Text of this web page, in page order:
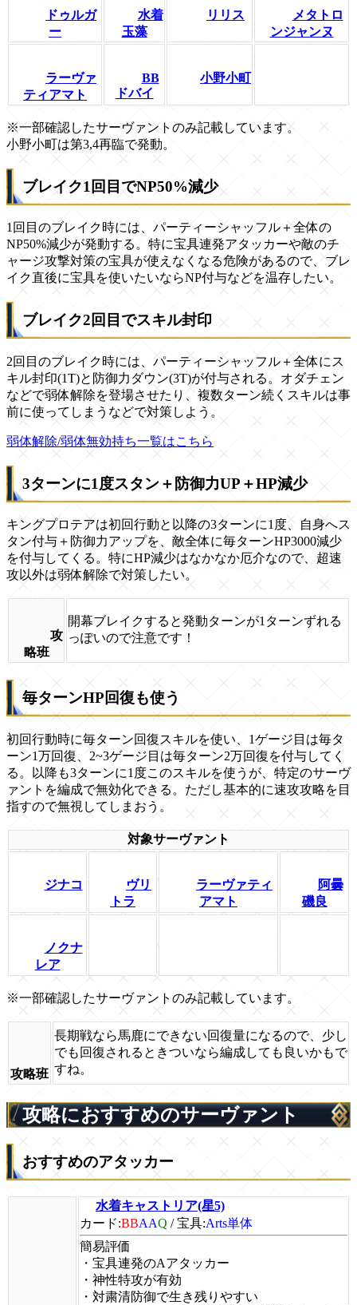
ドゥルガ
ー
水着
玉藻
リリス
メタトロ
ンジャンヌ
ラーヴァ
ティアマト
BB
ドバイ
小野小町
※一部確認したサーヴァントのみ記載しています。
小野小町は第3,4再臨で発動。
ブレイク1回目でNP50%減少
1回目のブレイク時には、パーティーシャッフル＋全体の
NP50%減少が発動する。特に宝具連発アタッカーや敵のチ
ャージ攻撃対策の宝具が使えなくなる危険があるので、ブレ
イク直後に宝具を使いたいならNP付与などを温存したい。
ブレイク2回目でスキル封印
2回目のブレイク時には、パーティーシャッフル＋全体にス
キル封印(1T)と防御力ダウン(3T)が付与される。オダチェン
などで弱体解除を登場させたり、複数ターン続くスキルは事
前に使ってしまうなどで対策しよう。
弱体解除/弱体無効持ち一覧はこちら
3ターンに1度スタン＋防御力UP＋HP減少
キングプロテアは初回行動と以降の3ターンに1度、自身へス
タン付与＋防御力アップを、敵全体に毎ターンHP3000減少
を付与してくる。特にHP減少はなかなか厄介なので、超速
攻以外は弱体解除で対策したい。
攻
略班
開幕ブレイクすると発動ターンが1ターンずれる
っぽいので注意です！
毎ターンHP回復も使う
初回行動時に毎ターン回復スキルを使い、1ゲージ目は毎タ
ーン1万回復、2~3ゲージ目は毎ターン2万回復を付与してく
る。以降も3ターンに1度このスキルを使うが、特定のサーヴ
ァントを編成で無効化できる。ただし基本的に速攻攻略を目
指すので無視してしまおう。
対象サーヴァント
ジナコ
ヴリ
トラ
ラーヴァティ
アマト
阿曇
磯良
ノクナ
レア
※一部確認したサーヴァントのみ記載しています。
攻略班
長期戦なら馬鹿にできない回復量になるので、少し
でも回復されるときついなら編成しても良いかもで
すね。
攻略におすすめのサーヴァント
おすすめのアタッカー
水着キャストリア(星5)
カード:BBAAQ /宝具:Arts単体
簡易評価
・宝具連発のAアタッカー
・神性特攻が有効
・対粛清防御で生き残りやすい